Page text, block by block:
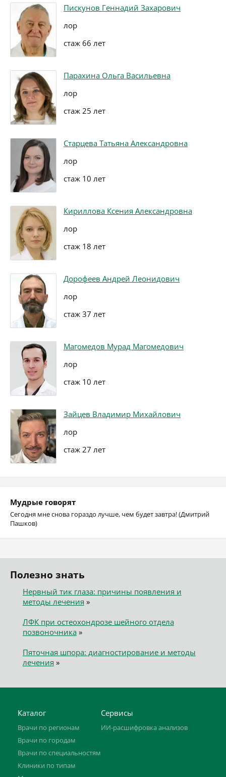
Пискунов Геннадий Захарович
лор
стаж 66 лет
Парахина Ольга Васильевна
лор
стаж 25 лет
Старцева Татьяна Александровна
лор
стаж 10 лет
Кириллова Ксения Александровна
лор
стаж 18 лет
Дорофеев Андрей Леонидович
лор
стаж 37 лет
Магомедов Мурад Магомедович
лор
стаж 10 лет
Зайцев Владимир Михайлович
лор
стаж 27 лет
Мудрые говорят
Сегодня мне снова гораздо лучше, чем будет завтра! (Дмитрий
Пашков)
Полезно знать
Нервный тик глаза: причины появления и
методы лечения »
ЛФК при остеохондрозе шейного отдела
позвоночника»
Пяточная шпора: диагностирование и методы
лечения »
Каталог
Врачи по регионам
Врачи по городам
Врачи по специальностям
Клиники по типам
Сервисы
ИИ-расшифровка анализов